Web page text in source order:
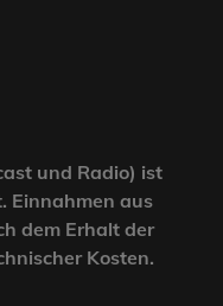
und Radio) ist
Einnahmen aus
dem Erhalt der
Kosten.